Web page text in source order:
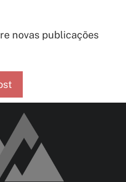
novas publicações